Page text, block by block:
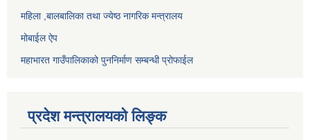
महिला ,बालबालिका तथा ज्येष्ठ नागरिक मन्त्रालय
मोबाईल ऐप
महाभारत गाउँपालिकाको पुननिर्माण सम्बन्धी प्रोफाईल
प्रदेश मन्त्रालयको लिङ्क